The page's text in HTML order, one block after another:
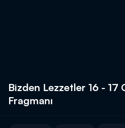
Bizden Lezzetler 16 - 17
Fragmanı